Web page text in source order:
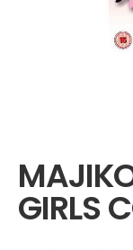
begin
van
de
afbeeldingen-
GIRLS